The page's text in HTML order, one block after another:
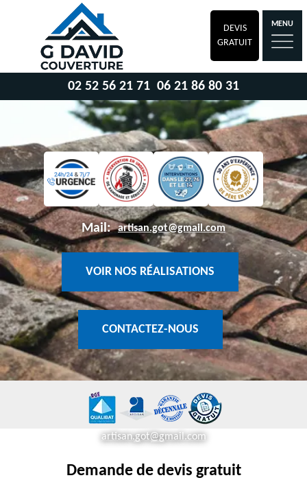
DEVIS
GRATUIT
MENU
02 52 56 21 71 06 21 86 80 31
Mail: artisan.got@gmail.com
VOIR NOS RÉALISATIONS
CONTACTEZ-NOUS
artisan.got@gmail.com
Demande de devis gratuit